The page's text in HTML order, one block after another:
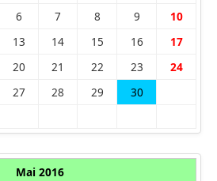
6 7 8 9 10
13 14 15 16 17
20 21 22 23 24
27 28 29 30
Mai 2016